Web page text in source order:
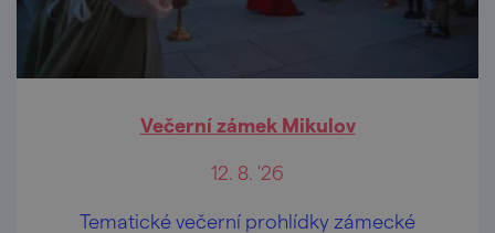
Večerní zámek Mikulov
12. 8. '26
Tematické večerní prohlídky zámecké